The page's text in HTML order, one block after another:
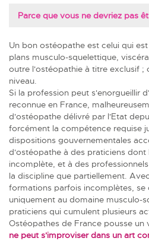
Parce que vous ne devriez pas
Un bon ostéopathe est celui qui
plans musculo-squelettique,
outre l'ostéopathie à titre exclusif ;
niveau.
Si la profession peut s'enorgueillir
reconnue en France,
d'ostéopathe délivré par l'Etat
forcément la compétence requise
dispositions gouvernementales
d'ostéopathe à des praticiens
incomplète, et à des
la discipline que partiellement.
formations parfois incomplètes,
uniquement au domaine musculo-
praticiens qui cumulent plusieurs
Ostéopathes de France pousse un
ne peut s'improviser dans un art